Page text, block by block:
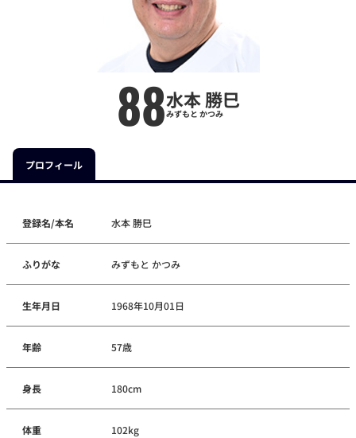
88水本 勝巳
みずもと かつみ
プロフィール
登録名/本名 水本 勝巳
ふりがな みずもと かつみ
生年月日 1968年10月01日
年齢 57歳
身長 180cm
体重 102kg